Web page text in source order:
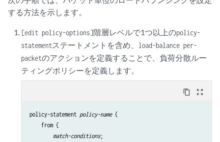
する方法を示します。
[edit policy-options]階層レベルで1つ以上のpolicy-
statementステートメントを含め、 load-balance per-
packetのアクションを定義することで、負荷分散ルー
ティングポリシーを定義します。
content_copy zoom_out_map
policy-statement policy-name {
    from {
match-conditions;